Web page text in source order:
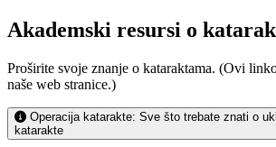
Akademski resursi o
Proširite svoje znanje o kataraktama. (Ovi
naše web stranice.)
katarakte